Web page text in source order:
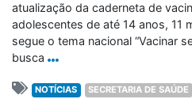
atualização da caderneta de
adolescentes de até 14 anos, 11
segue o tema nacional “Vacinar
busca
NOTÍCIAS
SECRETARIA DE SAÚDE